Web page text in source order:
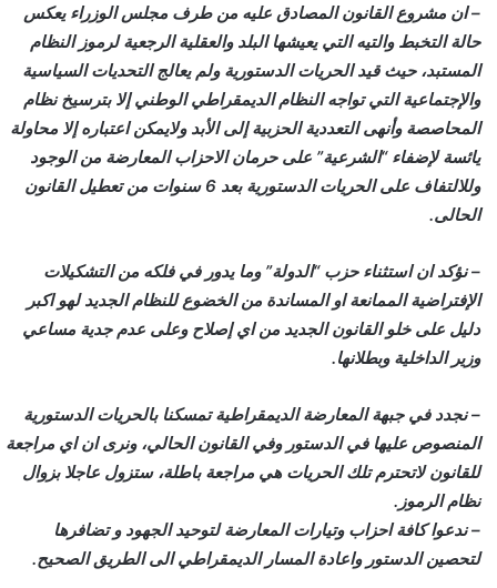
– ان مشروع القانون المصادق عليه من طرف مجلس الوزراء يعكس
حالة التخبط والتيه التي يعيشها البلد والعقلية الرجعية لرموز النظام
المستبد، حيث قيد الحريات الدستورية ولم يعالج التحديات السياسية
والإجتماعية التي تواجه النظام الديمقراطي الوطني إلا بترسيخ نظام
المحاصصة وأنهى التعددية الحزبية إلى الأبد ولايمكن اعتباره إلا محاولة
يائسة لإضفاء “الشرعية” على حرمان الاحزاب المعارضة من الوجود
وللالتفاف على الحريات الدستورية بعد 6 سنوات من تعطيل القانون
الحالى.
– نؤكد ان استثناء حزب “الدولة” وما يدور في فلكه من التشكيلات
الإفتراضية الممانعة او المساندة من الخضوع للنظام الجديد لهو اكبر
دليل على خلو القانون الجديد من اي إصلاح وعلى عدم جدية مساعي
وزير الداخلية وبطلانها.
– نجدد في جبهة المعارضة الديمقراطية تمسكنا بالحريات الدستورية
المنصوص عليها في الدستور وفي القانون الحالي، ونرى ان اي مراجعة
للقانون لاتحترم تلك الحريات هي مراجعة باطلة، ستزول عاجلا بزوال
نظام الرموز.
– ندعوا كافة احزاب وتيارات المعارضة لتوحيد الجهود و تضافرها
لتحصين الدستور واعادة المسار الديمقراطي الى الطريق الصحيح.